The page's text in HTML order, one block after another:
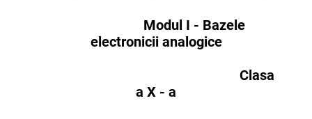
Modul I - Bazele
electronicii analogice
Clasa
a X - a